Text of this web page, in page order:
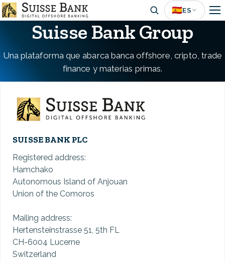
Skip
to
🇪🇸ES
Suisse Bank Group
Una plataforma que abarca banca offshore, cripto, trade
finance y materias primas.
SUISSE BANK PLC
Registered address:
Hamchako
Autonomous Island of Anjouan
Union of the Comoros
Mailing address:
Hertensteinstrasse 51, 5th FL
CH-6004 Lucerne
Switzerland